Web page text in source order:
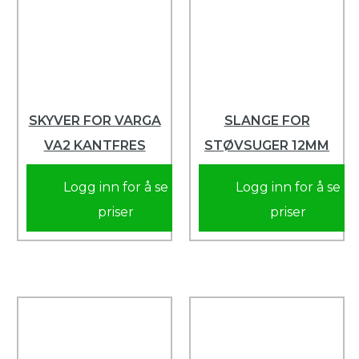
SKYVER FOR VARGA
VA2 KANTFRES
Logg inn for å se
priser
SLANGE FOR
STØVSUGER 12MM
Logg inn for å se
priser